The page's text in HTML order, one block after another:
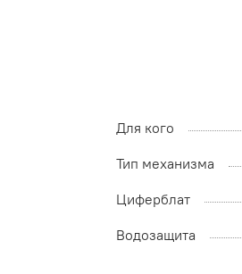
Для кого
Тип механизма
Циферблат
Водозащита